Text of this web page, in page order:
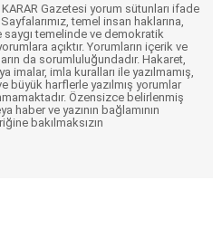
KARAR Gazetesi yorum sütunları ifade
temel insan haklarına,
saygı temelinde ve demokratik
açıktır. Yorumların içerik ve
da sorumluluğundadır. Hakaret,
imalar, imla kuralları ile yazılmamış,
büyük harflerle yazılmış yorumlar
Özensizce belirlenmiş
haber ve yazının bağlamının
bakılmaksızın